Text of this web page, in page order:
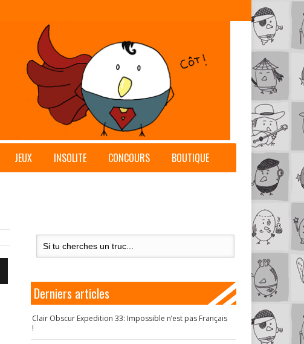
JEUX INSOLITE CONCOURS BOUTIQUE
Derniers articles
Clair Obscur Expedition 33: Impossible n’est pas Français
!